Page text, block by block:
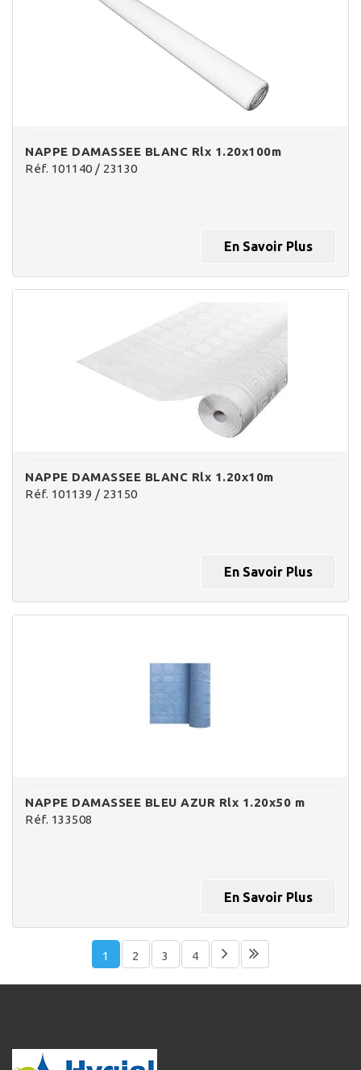
NAPPE DAMASSEE BLANC Rlx 1.20x100m
Réf. 101140 / 23130
En Savoir Plus
NAPPE DAMASSEE BLANC Rlx 1.20x10m
Réf. 101139 / 23150
En Savoir Plus
NAPPE DAMASSEE BLEU AZUR Rlx 1.20x50 m
Réf. 133508
En Savoir Plus
1 2 3 4